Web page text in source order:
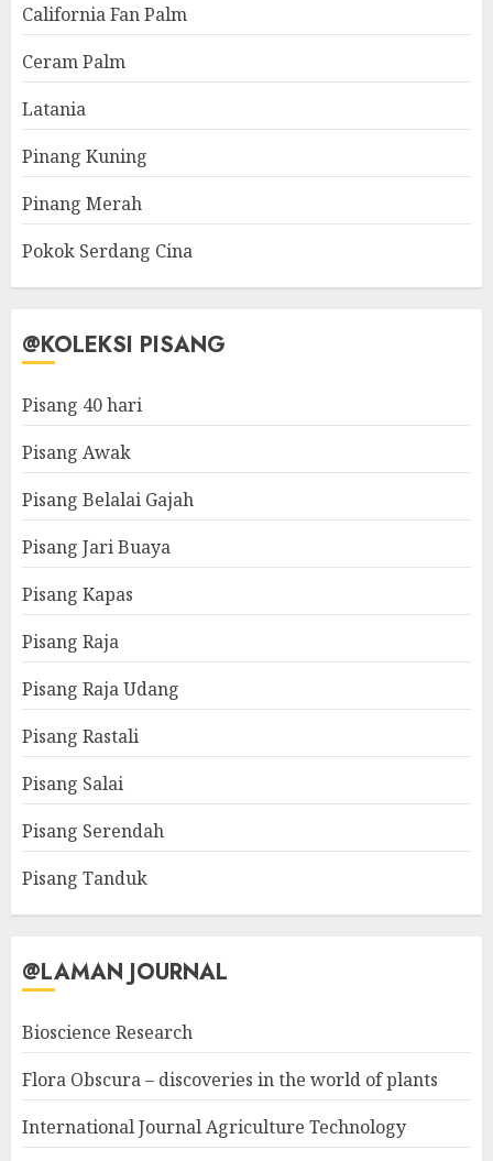
California Fan Palm
Ceram Palm
Latania
Pinang Kuning
Pinang Merah
Pokok Serdang Cina
@KOLEKSI PISANG
Pisang 40 hari
Pisang Awak
Pisang Belalai Gajah
Pisang Jari Buaya
Pisang Kapas
Pisang Raja
Pisang Raja Udang
Pisang Rastali
Pisang Salai
Pisang Serendah
Pisang Tanduk
@LAMAN JOURNAL
Bioscience Research
Flora Obscura – discoveries in the world of plants
International Journal Agriculture Technology